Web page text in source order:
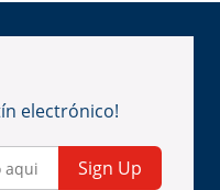
electrónico!
Sign Up